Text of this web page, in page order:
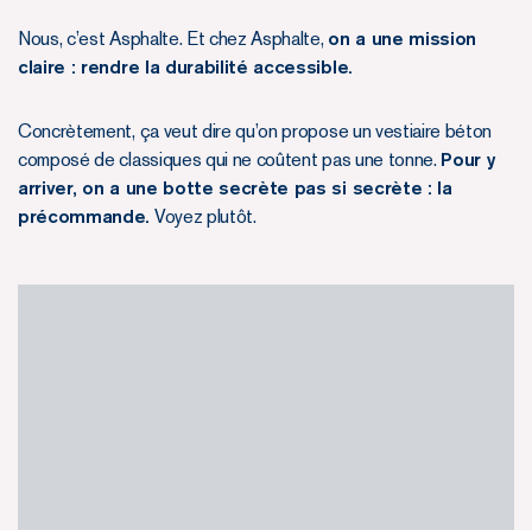
Nous, c’est Asphalte. Et chez Asphalte, on a une mission
claire : rendre la durabilité accessible.
Concrètement, ça veut dire qu’on propose un vestiaire béton
composé de classiques qui ne coûtent pas une tonne. Pour y
arriver, on a une botte secrète pas si secrète : la
précommande. Voyez plutôt.